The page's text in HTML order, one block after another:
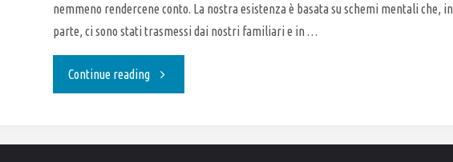
nemmeno rendercene conto. La nostra esistenza è basata su schemi mentali che, in
parte, ci sono stati trasmessi dai nostri familiari e in …
Continue reading"Cambiare